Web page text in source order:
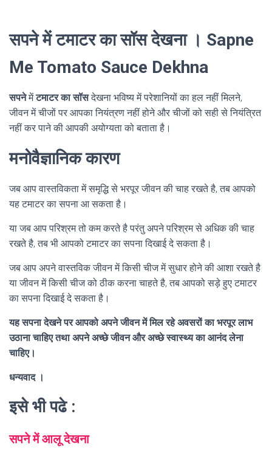
सपने में टमाटर का सॉस देखना । Sapne
Me Tomato Sauce Dekhna
सपनेमेंटमाटर का सॉसदेखना भविष्य में परेशानियों का हल नहीं मिलने,
जीवन में चीजों पर आपका नियंत्रण नहीं होने और चीजों को सही से नियंत्रित
नहीं कर पाने की आपकी अयोग्यता को बताता है।
मनोवैज्ञानिक कारण
जब आप वास्तविकता में समृद्धि से भरपूर जीवन की चाह रखते है, तब आपको
यह टमाटर का सपना आ सकता है।
या जब आप परिश्रम तो कम करते है परंतु अपने परिश्रम से अधिक की चाह
रखते है, तब भी आपको टमाटर का सपना दिखाई दे सकता है।
जब आप अपने वास्तविक जीवन में किसी चीज में सुधार होने की आशा रखते है
या जीवन में किसी चीज को ठीक करना चाहते है, तब आपको सड़े हुए टमाटर
का सपना दिखाई दे सकता है।
यह सपना देखने पर आपको अपने जीवन में मिल रहे अवसरों का भरपूर लाभ
उठाना चाहिए तथा अपने अच्छे जीवन और अच्छे स्वास्थ्य का आनंद लेना
चाहिए।
धन्यवाद ।
इसे भी पढे :
सपने में आलू देखना